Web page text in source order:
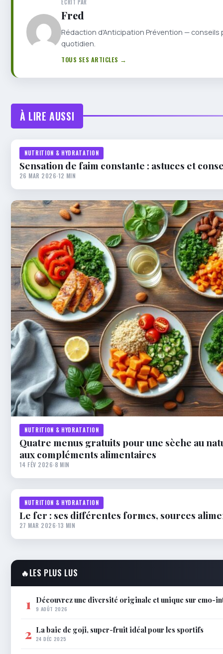
ÉCRIT PAR
Fred
Rédaction d'Anticipation Prévention —
quotidien.
TOUS SES ARTICLES →
À LIRE AUSSI
NUTRITION & HYDRATATION
Sensation de faim constante : astuces et
26 MAR 2026·12 MIN
NUTRITION & HYDRATATION
Quatre menus gratuits pour une sèche au
aux compléments alimentaires
14 FÉV 2026·8 MIN
NUTRITION & HYDRATATION
Le fer : ses différentes formes, sources
27 MAR 2026·13 MIN
🔥LES PLUS LUS
1 Découvrez une diversité originale et unique sur emo-
9 AOÛT 2026
2 La baie de goji, super-fruit idéal pour les sportifs
24 DÉC 2025